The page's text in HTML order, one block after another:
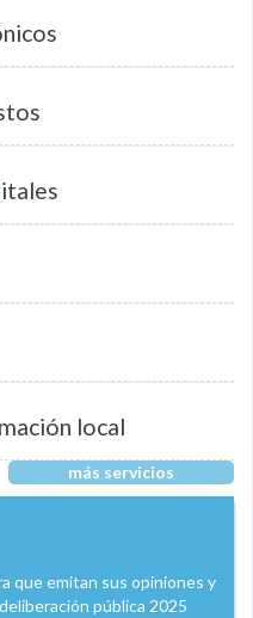
local
más servicios
que emitan sus opiniones y
pública 2025